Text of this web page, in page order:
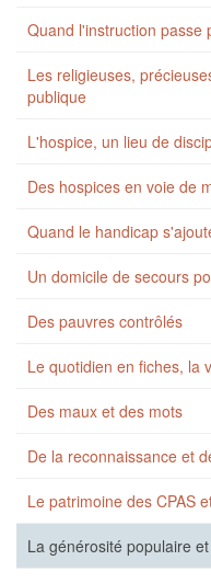
Quand l'instruction passe
Les religieuses,
publique
L'hospice, un lieu de
Des hospices en voie de
Quand le handicap
Un domicile de secours
Des pauvres contrôlés
Le quotidien en fiches, la
Des maux et des mots
De la reconnaissance et
Le patrimoine des CPAS
La générosité populaire